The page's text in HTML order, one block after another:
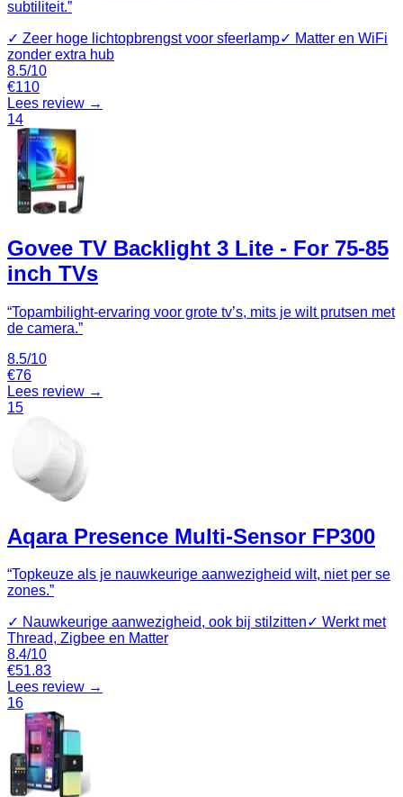
subtiliteit.”
✓ Zeer hoge lichtopbrengst voor sfeerlamp✓ Matter en WiFi
zonder extra hub
8.5/10
€110
Lees review →
14
Govee TV Backlight 3 Lite - For 75-85
inch TVs
“Topambilight-ervaring voor grote tv’s, mits je wilt prutsen met
de camera.”
8.5/10
€76
Lees review →
15
Aqara Presence Multi-Sensor FP300
“Topkeuze als je nauwkeurige aanwezigheid wilt, niet per se
zones.”
✓ Nauwkeurige aanwezigheid, ook bij stilzitten✓ Werkt met
Thread, Zigbee en Matter
8.4/10
€51.83
Lees review →
16